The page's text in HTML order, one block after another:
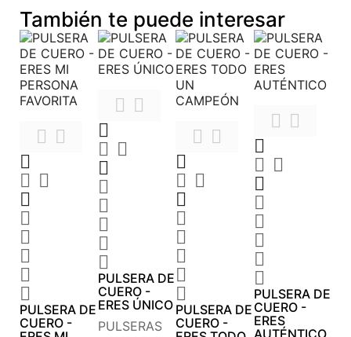
También te puede interesar
 

 






PULSERA DE
CUERO -
 

 






PULSERA DE
CUERO -
ERES ÚNICO
PULSERAS
 

 






PULSERA DE
CUERO -
 

 






PULSERA DE
CUERO -
ERES
AUTÉNTICO